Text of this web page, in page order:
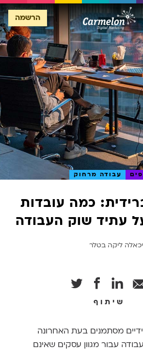
הרשמה
הרשמה
עבודה מרחוק
כמה עובדות
עתיד שוק העבודה
ליקה בטלר
שיתוף
מסתמנים בעת האחרונה
עבור מגוון עסקים שאינם